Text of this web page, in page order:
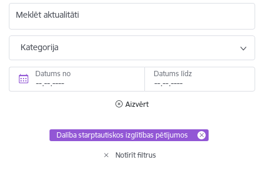
Meklēt aktualitāti
Kategorija
Datums no Datums līdz
Aizvērt
Dalība starptautiskos izglītības pētījumos
Notīrīt filtrus